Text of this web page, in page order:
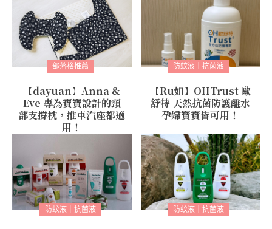
部落格推薦
【dayuan】Anna &
Eve 專為寶寶設計的頸
部支撐枕，推車汽座都適
用！
防蚊液｜抗菌液
【Ru如】OHTrust 歐
舒特 天然抗菌防護離水
孕婦寶寶皆可用！
防蚊液｜抗菌液 防蚊液｜抗菌液